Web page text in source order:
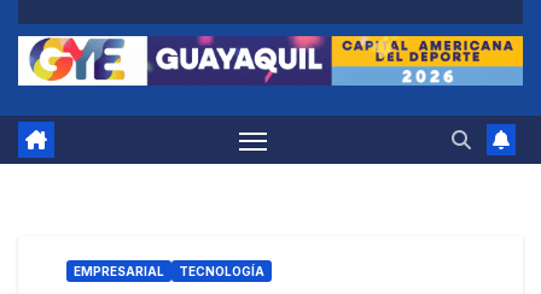
EMPRESARIAL TECNOLOGÍA